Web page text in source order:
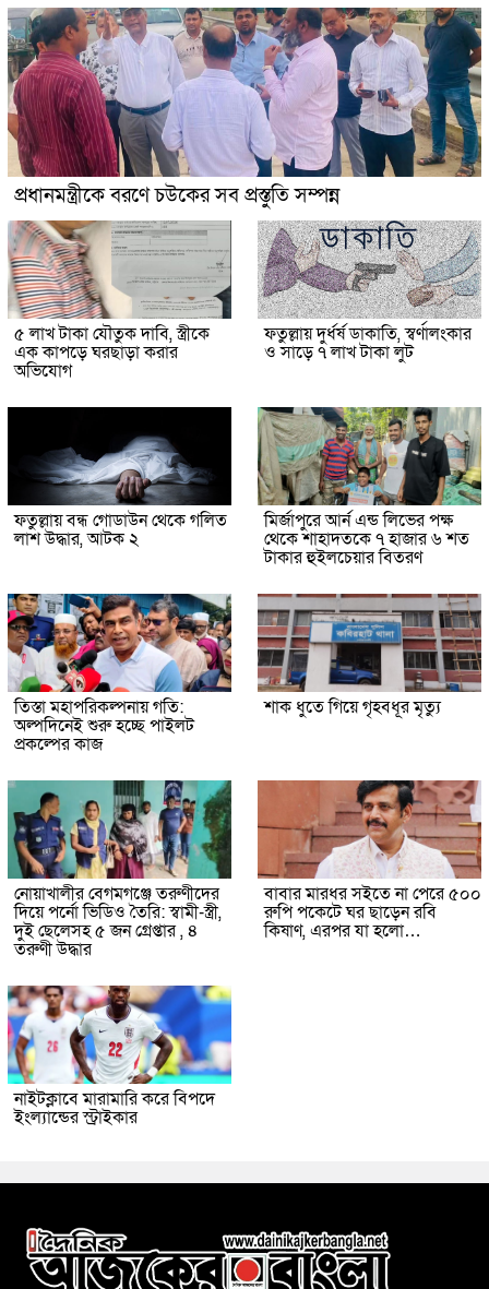
প্রধানমন্ত্রীকে বরণে চউকের সব প্রস্তুতি সম্পন্ন
৫ লাখ টাকা যৌতুক দাবি, স্ত্রীকে
এক কাপড়ে ঘরছাড়া করার
অভিযোগ
ফতুল্লায় দুর্ধর্ষ ডাকাতি, স্বর্ণালংকার
ও সাড়ে ৭ লাখ টাকা লুট
ফতুল্লায় বন্ধ গোডাউন থেকে গলিত
লাশ উদ্ধার, আটক ২
মির্জাপুরে আর্ন এন্ড লিভের পক্ষ
থেকে শাহাদতকে ৭ হাজার ৬ শত
টাকার হুইলচেয়ার বিতরণ
তিস্তা মহাপরিকল্পনায় গতি:
অল্পদিনেই শুরু হচ্ছে পাইলট
প্রকল্পের কাজ
শাক ধুতে গিয়ে গৃহবধূর মৃত্যু
নোয়াখালীর বেগমগঞ্জে তরুণীদের
দিয়ে পর্নো ভিডিও তৈরি: স্বামী-স্ত্রী,
দুই ছেলেসহ ৫ জন গ্রেপ্তার , ৪
তরুণী উদ্ধার
বাবার মারধর সইতে না পেরে ৫০০
রুপি পকেটে ঘর ছাড়েন রবি
কিষাণ, এরপর যা হলো…
নাইটক্লাবে মারামারি করে বিপদে
ইংল্যান্ডের স্ট্রাইকার